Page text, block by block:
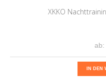
XKKO
ab:
IN DEN